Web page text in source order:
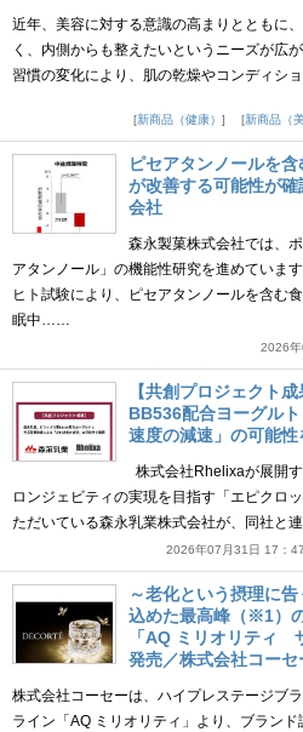
近年、美容に対する意識の高まりとともに
く、内側からも整えたいというニーズが広
習慣の変化により、肌の乾燥やコンディシ
新商品（健康）
新商品（美
ピセアタンノールを
が改善する可能性が
会社
森永製菓株式会社では、
アタンノール」の機能性研究を進めていま
ヒト試験により、ピセアタンノールを含む
眠中……
2026
【共創プロジェクト
BB536配合ヨーグル
速度の減速」の可能
株式会社Rhelixaが展開
ロンジェビティの実現を目指す「エピクロ
ただいている森永乳業株式会社が、同社と
2026年07月31日 17：47
～老化という摂理に
込めた最高峰（※1）
「AQ ミリオリティ
発売／株式会社コーセ
株式会社コーセーは、ハイプレステージブ
ライン「AQ ミリオリティ」より、ブラン